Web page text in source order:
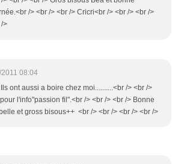
/> <br /> <br /> Cricri<br /> <br /> <br />
>
08:04
ont aussi a boire chez moi..........<br /> <br />
l'info"passion fil".<br /> <br /> <br /> Bonne
et gross bisous++ <br /> <br /> <br /> <br />